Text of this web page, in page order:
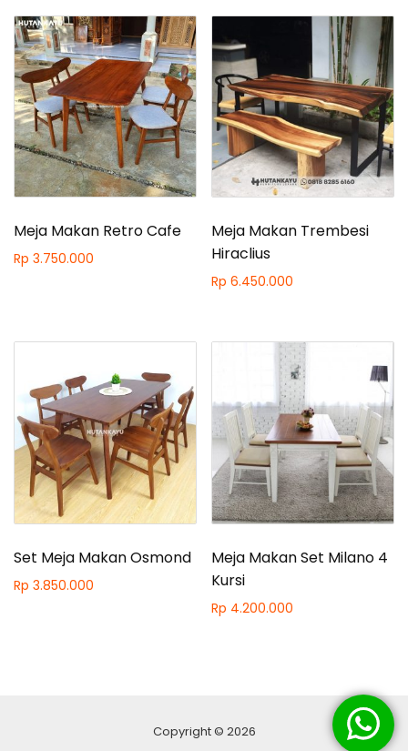
Meja Makan Retro Cafe
Rp 3.750.000
Meja Makan Trembesi
Hiraclius
Rp 6.450.000
Set Meja Makan Osmond
Rp 3.850.000
Meja Makan Set Milano 4
Kursi
Rp 4.200.000
Copyright © 2026